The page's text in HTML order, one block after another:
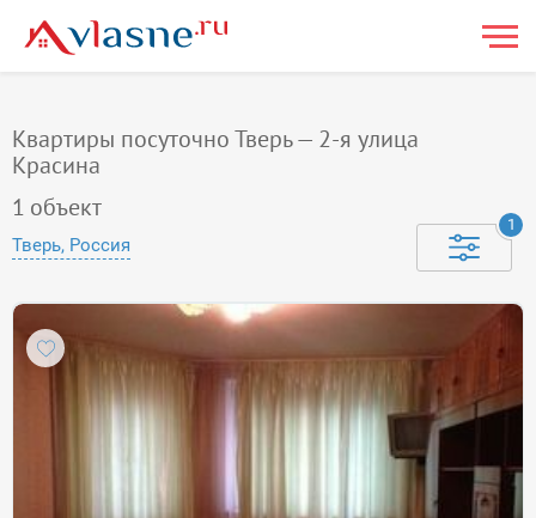
Квартиры посуточно Тверь — 2-я улица
Красина
1 объект
Тверь, Россия
1